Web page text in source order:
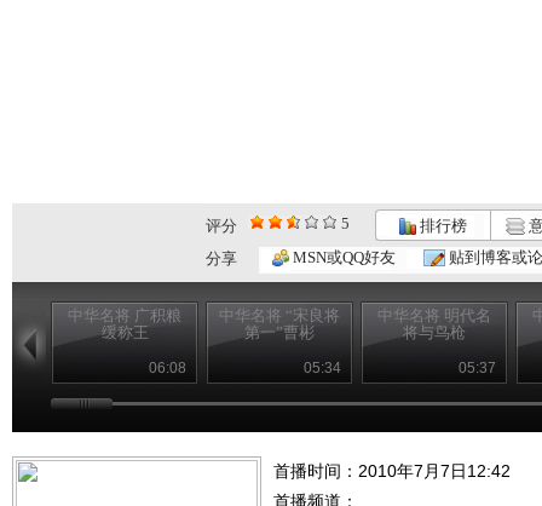
评分 5 排行榜
分享
MSN或QQ好友 贴到博客或
中华名将 广积粮
缓称王
06:08
中华名将 “宋良将
第一”曹彬
05:34
中华名将 明代名
将与鸟枪
05:37
首播时间：2010年7月7日12:42
首播频道：